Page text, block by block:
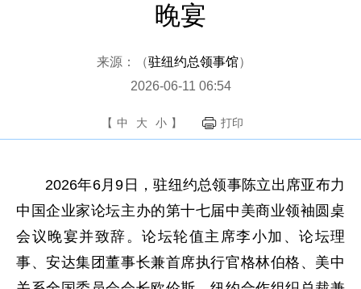
晚宴
来源：（驻纽约总领事馆）
2026-06-11 06:54
【 中 大 小 】 打印
2026年6月9日，驻纽约总领事陈立出席亚布力
中国企业家论坛主办的第十七届中美商业领袖圆桌
会议晚宴并致辞。论坛轮值主席李小加、论坛理
事、安达集团董事长兼首席执行官格林伯格、美中